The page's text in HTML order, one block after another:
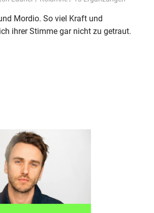
Mordio. So viel Kraft und
ihrer Stimme gar nicht zu getraut.